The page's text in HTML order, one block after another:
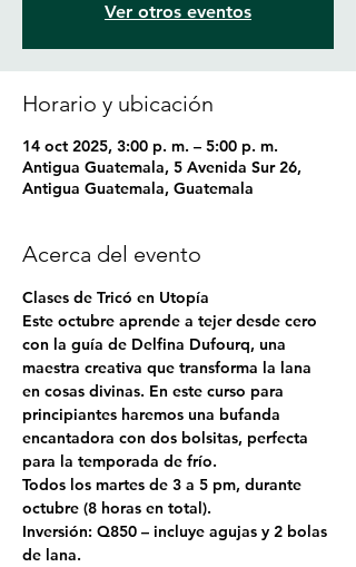
Ver otros eventos
Horario y ubicación
14 oct 2025, 3:00 p. m. – 5:00 p. m.
Antigua Guatemala, 5 Avenida Sur 26,
Antigua Guatemala, Guatemala
Acerca del evento
Clases de Tricó en Utopía
Este octubre aprende a tejer desde cero
con la guía de Delfina Dufourq, una
maestra creativa que transforma la lana
en cosas divinas. En este curso para
principiantes haremos una bufanda
encantadora con dos bolsitas, perfecta
para la temporada de frío.
Todos los martes de 3 a 5 pm, durante
octubre (8 horas en total).
Inversión: Q850 – incluye agujas y 2 bolas
de lana.